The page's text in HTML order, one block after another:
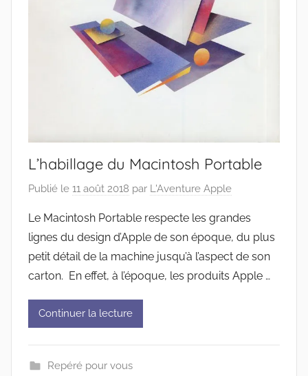
L’habillage du Macintosh Portable
Publié le 11 août 2018 par L'Aventure Apple
Le Macintosh Portable respecte les grandes
lignes du design d’Apple de son époque, du plus
petit détail de la machine jusqu’à l’aspect de son
carton. En effet, à l’époque, les produits Apple …
Continuer la lecture
Repéré pour vous